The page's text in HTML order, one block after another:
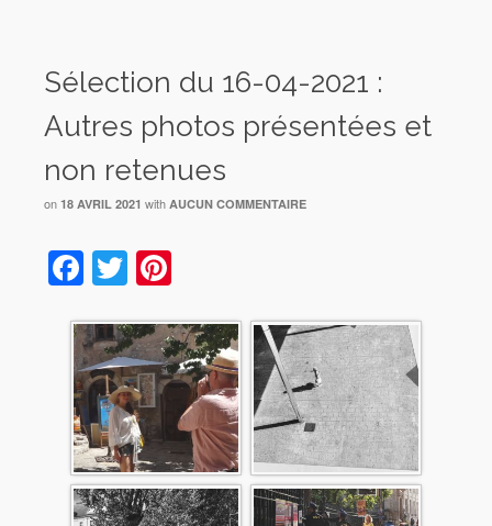
Sélection du 16-04-2021 :
Autres photos présentées et
non retenues
on 18 AVRIL 2021 with AUCUN COMMENTAIRE
Facebook
Twitter